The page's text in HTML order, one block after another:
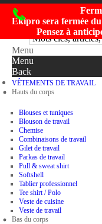
Ekipro sera fermée du
Pensez à
Menu
Menu
Back
VÊTEMENTS DE TRAVAIL
Hauts du corps
Blouses et tuniques
Blouson de travail
Chemise
Combinaisons de travail
Gilet de travail
Parkas de travail
Pull & sweat shirt
Softshell
Tablier professionnel
Tee shirt / Polo
Veste de cuisine
Veste de travail
Bas du corps